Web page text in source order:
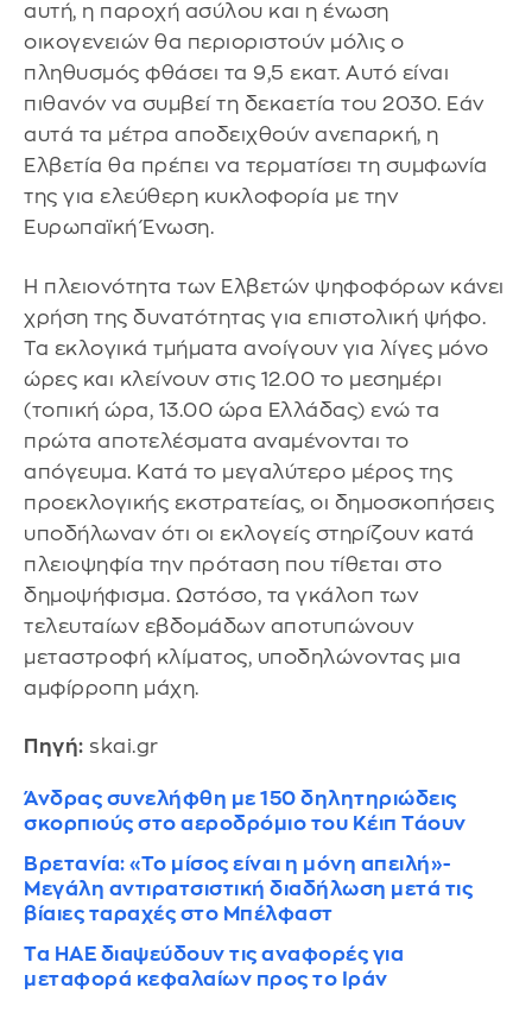
αυτή, η παροχή ασύλου και η ένωση
οικογενειών θα περιοριστούν μόλις ο
πληθυσμός φθάσει τα 9,5 εκατ. Αυτό είναι
πιθανόν να συμβεί τη δεκαετία του 2030. Εάν
αυτά τα μέτρα αποδειχθούν ανεπαρκή, η
Ελβετία θα πρέπει να τερματίσει τη συμφωνία
της για ελεύθερη κυκλοφορία με την
Ευρωπαϊκή Ένωση.
Η πλειονότητα των Ελβετών ψηφοφόρων κάνει
χρήση της δυνατότητας για επιστολική ψήφο.
Τα εκλογικά τμήματα ανοίγουν για λίγες μόνο
ώρες και κλείνουν στις 12.00 το μεσημέρι
(τοπική ώρα, 13.00 ώρα Ελλάδας) ενώ τα
πρώτα αποτελέσματα αναμένονται το
απόγευμα. Κατά το μεγαλύτερο μέρος της
προεκλογικής εκστρατείας, οι δημοσκοπήσεις
υποδήλωναν ότι οι εκλογείς στηρίζουν κατά
πλειοψηφία την πρόταση που τίθεται στο
δημοψήφισμα. Ωστόσο, τα γκάλοπ των
τελευταίων εβδομάδων αποτυπώνουν
μεταστροφή κλίματος, υποδηλώνοντας μια
αμφίρροπη μάχη.
Πηγή: skai.gr
Άνδρας συνελήφθη με 150 δηλητηριώδεις
σκορπιούς στο αεροδρόμιο του Κέιπ Τάουν
Βρετανία: «Το μίσος είναι η μόνη απειλή»-
Μεγάλη αντιρατσιστική διαδήλωση μετά τις
βίαιες ταραχές στο Μπέλφαστ
Τα ΗΑΕ διαψεύδουν τις αναφορές για
μεταφορά κεφαλαίων προς το Ιράν